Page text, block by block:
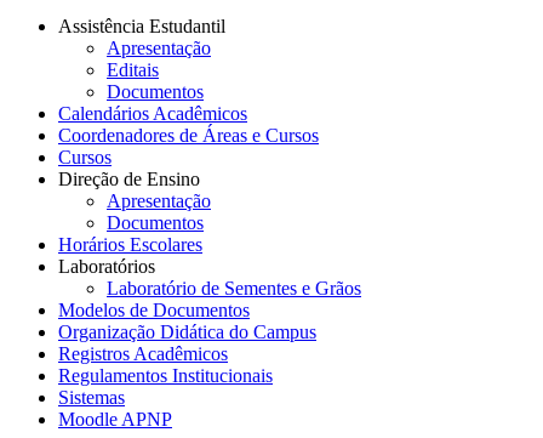
Assistência Estudantil
Apresentação
Editais
Documentos
Calendários Acadêmicos
Coordenadores de Áreas e Cursos
Cursos
Direção de Ensino
Apresentação
Documentos
Horários Escolares
Laboratórios
Laboratório de Sementes e Grãos
Modelos de Documentos
Organização Didática do Campus
Registros Acadêmicos
Regulamentos Institucionais
Sistemas
Moodle APNP